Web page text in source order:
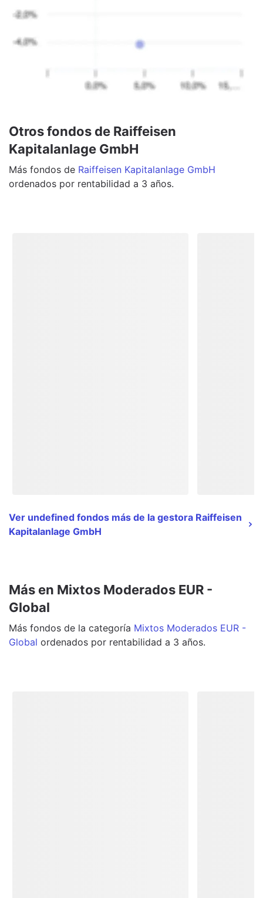
Otros fondos de Raiffeisen
Kapitalanlage GmbH
Más fondos de Raiffeisen Kapitalanlage GmbH
ordenados por rentabilidad a 3 años.
Ver undefined fondos más de la gestora Raiffeisen
Kapitalanlage GmbH
Más en Mixtos Moderados EUR -
Global
Más fondos de la categoría Mixtos Moderados EUR -
Global ordenados por rentabilidad a 3 años.